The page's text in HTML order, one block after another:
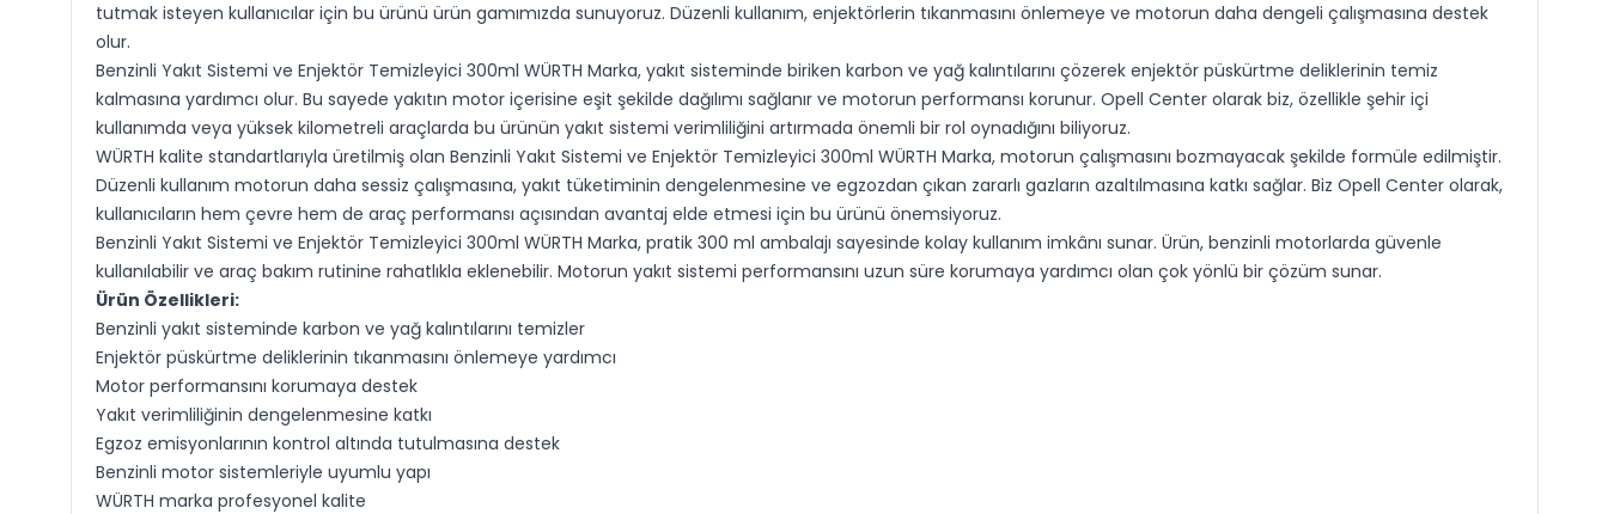
tutmak isteyen kullanıcılar için bu ürünü ürün gamımızda sunuyoruz. Düzenli kullanım, enjektörlerin tıkanmasını önlemeye ve motorun daha dengeli çalışmasına destek
olur.
Benzinli Yakıt Sistemi ve Enjektör Temizleyici 300ml WÜRTH Marka, yakıt sisteminde biriken karbon ve yağ kalıntılarını çözerek enjektör püskürtme deliklerinin temiz
kalmasına yardımcı olur. Bu sayede yakıtın motor içerisine eşit şekilde dağılımı sağlanır ve motorun performansı korunur. Opell Center olarak biz, özellikle şehir içi
kullanımda veya yüksek kilometreli araçlarda bu ürünün yakıt sistemi verimliliğini artırmada önemli bir rol oynadığını biliyoruz.
WÜRTH kalite standartlarıyla üretilmiş olan Benzinli Yakıt Sistemi ve Enjektör Temizleyici 300ml WÜRTH Marka, motorun çalışmasını bozmayacak şekilde formüle edilmiştir.
Düzenli kullanım motorun daha sessiz çalışmasına, yakıt tüketiminin dengelenmesine ve egzozdan çıkan zararlı gazların azaltılmasına katkı sağlar. Biz Opell Center olarak,
kullanıcıların hem çevre hem de araç performansı açısından avantaj elde etmesi için bu ürünü önemsiyoruz.
Benzinli Yakıt Sistemi ve Enjektör Temizleyici 300ml WÜRTH Marka, pratik 300 ml ambalajı sayesinde kolay kullanım imkânı sunar. Ürün, benzinli motorlarda güvenle
kullanılabilir ve araç bakım rutinine rahatlıkla eklenebilir. Motorun yakıt sistemi performansını uzun süre korumaya yardımcı olan çok yönlü bir çözüm sunar.
Ürün Özellikleri:
Benzinli yakıt sisteminde karbon ve yağ kalıntılarını temizler
Enjektör püskürtme deliklerinin tıkanmasını önlemeye yardımcı
Motor performansını korumaya destek
Yakıt verimliliğinin dengelenmesine katkı
Egzoz emisyonlarının kontrol altında tutulmasına destek
Benzinli motor sistemleriyle uyumlu yapı
WÜRTH marka profesyonel kalite